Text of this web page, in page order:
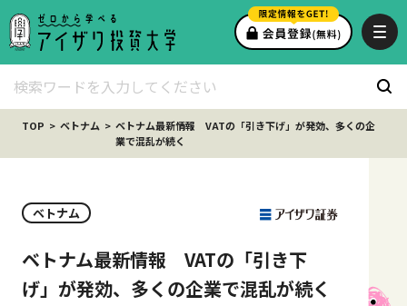
TOP ベトナム
ベトナム最新情報 VATの「引き下げ」が発効、多くの企
業で混乱が続く
ベトナム
ベトナム最新情報 VATの「引き下
げ」が発効、多くの企業で混乱が続く